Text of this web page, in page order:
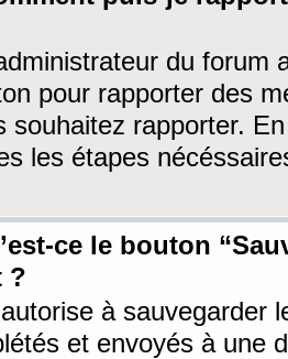
du forum
pour rapporter des
souhaitez rapporter.
les étapes
ce le bouton
?
à sauvegarder
et envoyés à une